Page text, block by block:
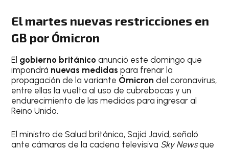
El martes nuevas restricciones en
GB por Ómicron
El gobierno británicoanunció este domingo que
impondrá nuevas medidaspara frenar la
propagación de la variante Ómicrondel coronavirus,
entre ellas la vuelta al uso de cubrebocas y un
endurecimiento de las medidas para ingresar al
Reino Unido.
El ministro de Salud británico, Sajid Javid, señaló
ante cámaras de la cadena televisiva Sky Newsque